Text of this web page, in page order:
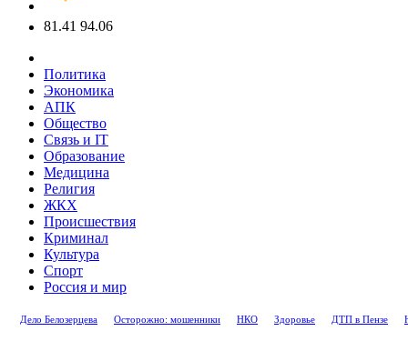
81.41 94.06
Политика
Экономика
АПК
Общество
Связь и IT
Образование
Медицина
Религия
ЖКХ
Происшествия
Криминал
Культура
Спорт
Россия и мир
Дело Белозерцева Осторожно: мошенники НКО Здоровье ДТП в Пензе